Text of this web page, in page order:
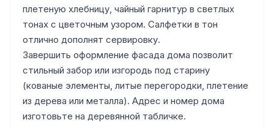
плетеную хлебницу, чайный гарнитур в светлых
тонах с цветочным узором. Салфетки в тон
отлично дополнят сервировку.
Завершить оформление фасада дома позволит
стильный забор или изгородь под старину
(кованые элементы, литые перегородки, плетение
из дерева или металла). Адрес и номер дома
изготовьте на деревянной табличке.